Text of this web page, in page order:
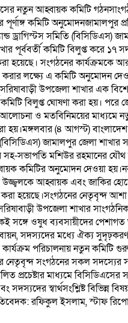
নতুন আহ্বায়ক কমিটি
কমিটি অনুমোদনজামালপুর
ড্রাগিস্টস সমিতি (বিসিডিএস)
পূর্ববর্তী কমিটি বিলুপ্ত করে ১৭
হয়েছে। সংগঠনের কার্যক্রমকে
লক্ষ্যে এ কমিটি অনুমোদন
সরিষাবাড়ী উপজেলা শাখার এক
কমিটি বিলুপ্ত ঘোষণা করা হয়। পরে
আলোচনা ও মতবিনিময়ের মাধ্যমে
হয়।মঙ্গলবার (৪ আগস্ট)
(বিসিডিএস) জামালপুর জেলা
সভাপতি মশিউর রহমানের যৌথ
কমিটির অনুমোদন দেওয়া
উজ্জ্বলকে আহ্বায়ক এবং জাকির
হয়েছে।সংগঠনের নেতৃবৃন্দ
উপজেলা শাখার
সঙ্গে ওষুধ ব্যবসায়ীদের পেশাগত
সদস্যদের মধ্যে ঐক্য সুদৃঢ়করণ
পরিচালনায় নতুন কমিটি
নেতৃবৃন্দ সংগঠনের সকল সদস্যের
প্রচেষ্টার মাধ্যমে বিসিডিএসের
স্বার্থসংশ্লিষ্ট বিভিন্ন
রফিকুল ইসলাম, স্টাফ